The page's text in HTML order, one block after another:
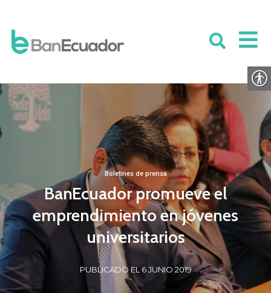
Boletines de prensa
BanEcuador promueve el
emprendimiento en jóvenes
universitarios
PUBLICADO EL 6 JUNIO 2019